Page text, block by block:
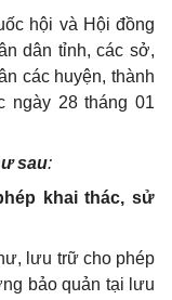
hội và Hội đồng
dân tỉnh, các sở,
các huyện, thành
ngày 28 tháng 01
sau:
khai thác, sử
lưu trữ cho phép
bảo quản tại lưu